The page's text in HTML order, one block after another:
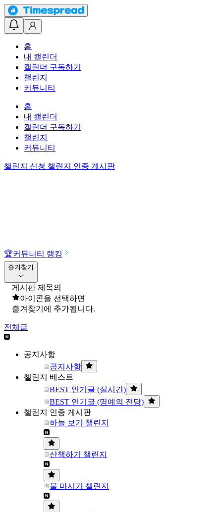
홈
내 캘린더
캘린더 구독하기
챌린지
커뮤니티
홈
내 캘린더
캘린더 구독하기
챌린지
커뮤니티
챌린지 신청 챌린지 인증 게시판
🏆커뮤니티 랭킹
즐겨찾기
게시판 제목의
아이콘을 선택하면
즐겨찾기에 추가됩니다.
전체글
공지사항
공지사항
챌린지 베스트
BEST 인기글 (실시간)
BEST 인기글 (명예의 전당)
챌린지 인증 게시판
하늘 보기 챌린지
산책하기 챌린지
물 마시기 챌린지